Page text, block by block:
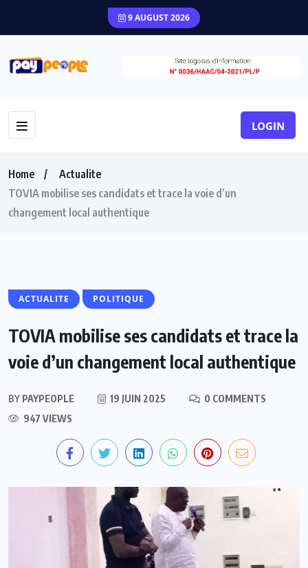
9 AUGUST 2026
LOGIN
Home
Actualite
TOVIA mobilise ses candidats et trace la voie d’un
changement local authentique
ACTUALITE POLITIQUE
TOVIA mobilise ses candidats et trace la
voie d’un changement local authentique
BY PAYPEOPLE 19 JUIN 2025
0 COMMENTS
947 VIEWS